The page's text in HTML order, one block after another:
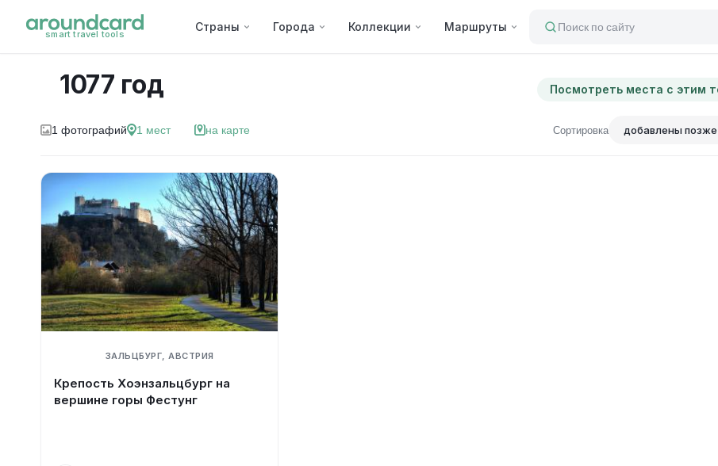
smart travel tools
Страны Города Коллекции Маршруты Поиск по сайту
1077 год Посмотреть места с этим
1 фотографий 1 мест на карте Сортировка
ЗАЛЬЦБУРГ, АВСТРИЯ
Крепость Хоэнзальцбург на
вершине горы Фестунг